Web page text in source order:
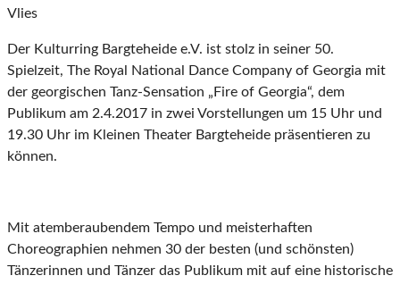
Vlies
Der Kulturring Bargteheide e.V. ist stolz in seiner 50.
Spielzeit, The Royal National Dance Company of Georgia mit
der georgischen Tanz-Sensation „Fire of Georgia“, dem
Publikum am 2.4.2017 in zwei Vorstellungen um 15 Uhr und
19.30 Uhr im Kleinen Theater Bargteheide präsentieren zu
können.
Mit atemberaubendem Tempo und meisterhaften
Choreographien nehmen 30 der besten (und schönsten)
Tänzerinnen und Tänzer das Publikum mit auf eine historische